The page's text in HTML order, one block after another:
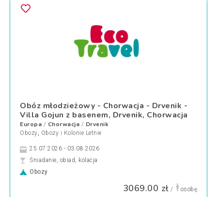
Obóz młodzieżowy - Chorwacja - Drvenik -
Villa Gojun z basenem, Drvenik, Chorwacja
Europa / Chorwacja / Drvenik
Obozy, Obozy i Kolonie Letnie
25.07.2026 - 03.08.2026
Śniadanie, obiad, kolacja
Obozy
3069.00 zł / osobę